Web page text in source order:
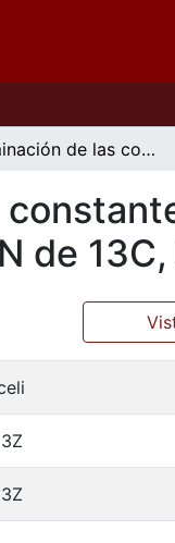
Determinación de las constantes de acidez del 2-(aminometil) bencimidazol por RMN de 13C, Espectrofotometría y potenciometría
de